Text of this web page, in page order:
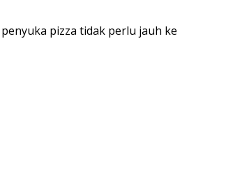
pizza tidak perlu jauh ke